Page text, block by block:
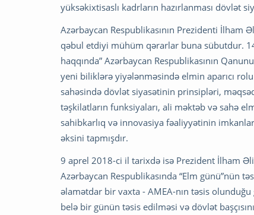
yüksəkixtisaslı kadrların hazırlanması dövlət
Azərbaycan Respublikasının Prezidenti İlham
qəbul etdiyi mühüm qərarlar buna sübutdur.
haqqında” Azərbaycan Respublikasının
yeni biliklərə yiyələnməsində elmin aparıcı
sahəsində dövlət siyasətinin prinsipləri,
təşkilatların funksiyaları, ali məktəb və sahə
sahibkarlıq və innovasiya fəaliyyətinin
əksini tapmışdır.
9 aprel 2018-ci il tarixdə isə Prezident İlham
Azərbaycan Respublikasında “Elm günü”nün
əlamətdar bir vaxta - AMEA-nın təsis
belə bir günün təsis edilməsi və dövlət